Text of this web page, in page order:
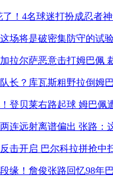
了！4名球迷打扮成忍者
这场将是破密集防守的试
加拉尔萨恶意击打姆巴佩
队长？库瓦斯粗野拉倒姆
！登贝莱右路起球 姆巴佩
两连远射离谱偏出 张路：
反击开启 巴尔科拉拼抢中
段缘！詹俊张路回忆98年